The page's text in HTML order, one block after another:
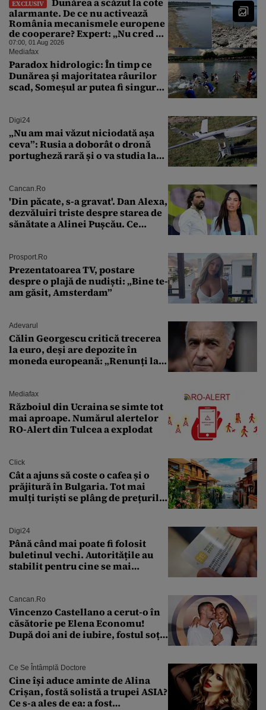
EXCLUSIV
alarmante. De ce nu activează
România mecanismele europene
de cooperare? Expert: „Nu cred că
a sta și a aștepta ploaia reprezintă
o strategie viabilă”
07:00, 01 Aug 2026
Mediafax
Paradox hidrologic: În timp ce
Dunărea și majoritatea râurilor
scad, Someșul ar putea fi singurul
Digi24
„Nu am mai văzut niciodată așa
ceva”: Rusia a doborât o dronă
portugheză rară și o va studia la
Cancan.ro
'Din păcate, s-a gravat'. Dan Alexa,
dezvăluiri triste despre starea de
sănătate a Alinei Pușcău. Ce
Prosport.ro
Prezentatoarea TV, postare
despre o plajă de nudiști: „Bine te-
am găsit, Amsterdam”
Adevarul
Călin Georgescu critică trecerea
la euro, deși are depozite în
moneda europeană: „Renunți la
Mediafax
Războiul din Ucraina se simte tot
mai aproape. Numărul alertelor
RO-Alert din Tulcea a explodat
Click
Cât a ajuns să coste o cafea și o
prăjitură în Bulgaria. Tot mai
mulți turiști se plâng de prețurile
Digi24
Până când mai poate fi folosit
buletinul vechi. Autoritățile au
stabilit pentru cine se mai
Cancan.ro
Vincenzo Castellano a cerut-o în
căsătorie pe Elena Economu!
După doi ani de iubire, fostul soț
Ce Se Întâmplă Doctore
Cine își aduce aminte de Alina
Crișan, fostă solistă a trupei ASIA?
Ce s-a ales de ea: a fost